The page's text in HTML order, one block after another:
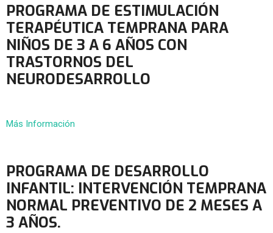
PROGRAMA DE ESTIMULACIÓN
TERAPÉUTICA TEMPRANA PARA
NIÑOS DE 3 A 6 AÑOS CON
TRASTORNOS DEL
NEURODESARROLLO
Más Información
PROGRAMA DE DESARROLLO
INFANTIL: INTERVENCIÓN TEMPRANA
NORMAL PREVENTIVO DE 2 MESES A
3 AÑOS.